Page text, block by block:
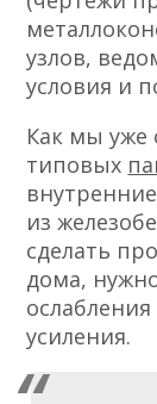
узлов,
условия и
Как мы уже
типовых
из
сделать
дома,
усиления.